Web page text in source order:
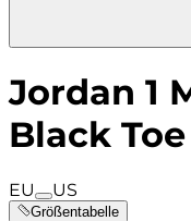
Jordan 1
Black Toe
EU US
Größentabelle